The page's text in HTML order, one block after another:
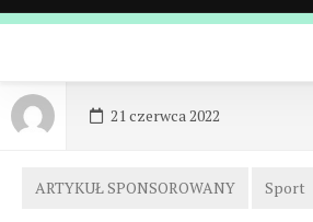
21 czerwca 2022
ARTYKUŁ SPONSOROWANY Sport